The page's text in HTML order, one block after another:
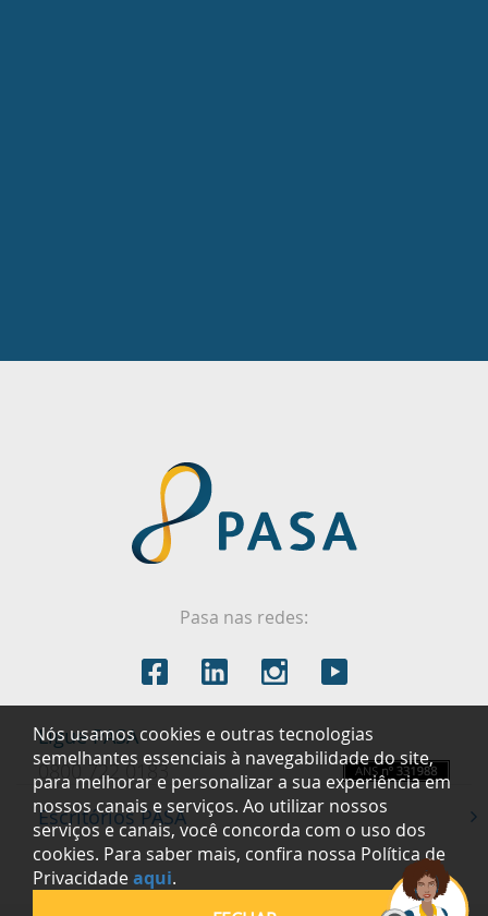
Pasa nas redes:
Ligue PASA
0800 722 0183
Escritórios PASA
Nós usamos cookies e outras tecnologias
semelhantes essenciais à navegabilidade do site,
para melhorar e personalizar a sua experiência em
nossos canais e serviços. Ao utilizar nossos
serviços e canais, você concorda com o uso dos
cookies. Para saber mais, confira nossa Política de
Privacidadeaqui.